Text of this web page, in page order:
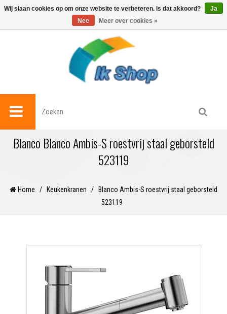
0
Blanco Blanco Ambis-S roestvrij staal geborsteld
523119
Home / Keukenkranen /
Blanco Ambis-S roestvrij staal geborsteld
523119
Wij slaan cookies op om onze website te verbeteren. Is dat akkoord?
Ja
Nee
Meer over cookies »